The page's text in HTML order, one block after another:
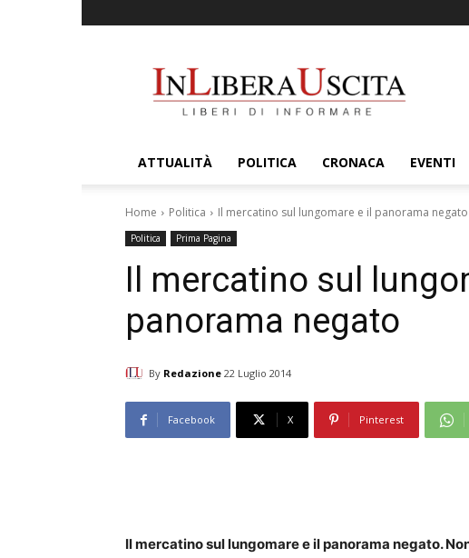
ATTUALITÀ POLITICA CRONACA EVENTI
Home Politica Il mercatino sul lungomare e il panorama negato
Politica Prima Pagina
Il mercatino sul
panorama negato
By Redazione 22 Luglio 2014
Facebook X Pinterest
Il mercatino sul lungomare e il panorama negato.